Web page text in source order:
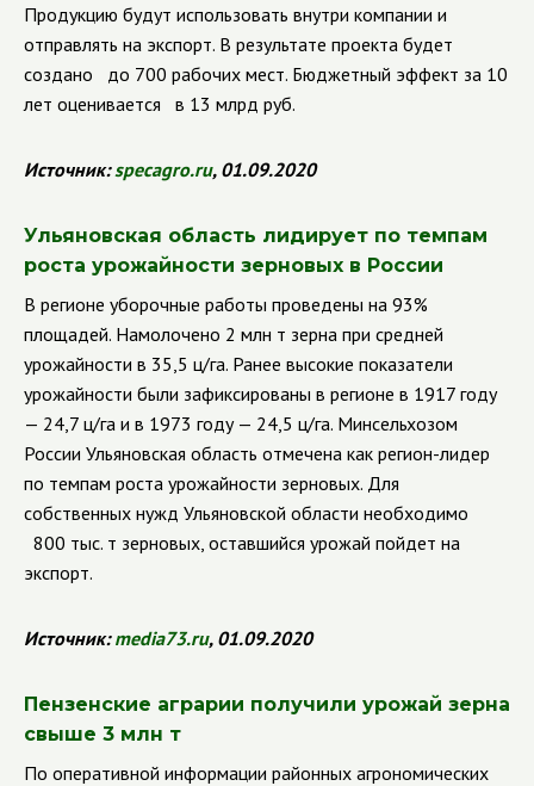
Продукцию будут использовать внутри компании и
отправлять на экспорт. В результате проекта будет
создано до 700 рабочих мест. Бюджетный эффект за 10
лет оценивается в 13 млрд руб.
Источник: specagro.ru, 01.09.2020
Ульяновская область лидирует по темпам
роста урожайности зерновых в России
В регионе уборочные работы проведены на 93%
площадей. Намолочено 2 млн т зерна при средней
урожайности в 35,5 ц/га. Ранее высокие показатели
урожайности были зафиксированы в регионе в 1917 году
— 24,7 ц/га и в 1973 году — 24,5 ц/га. Минсельхозом
России Ульяновская область отмечена как регион-лидер
по темпам роста урожайности зерновых. Для
собственных нужд Ульяновской области необходимо
800 тыс. т зерновых, оставшийся урожай пойдет на
экспорт.
Источник:media73.ru, 01.09.2020
Пензенские аграрии получили урожай зерна
свыше 3 млн т
По оперативной информации районных агрономических